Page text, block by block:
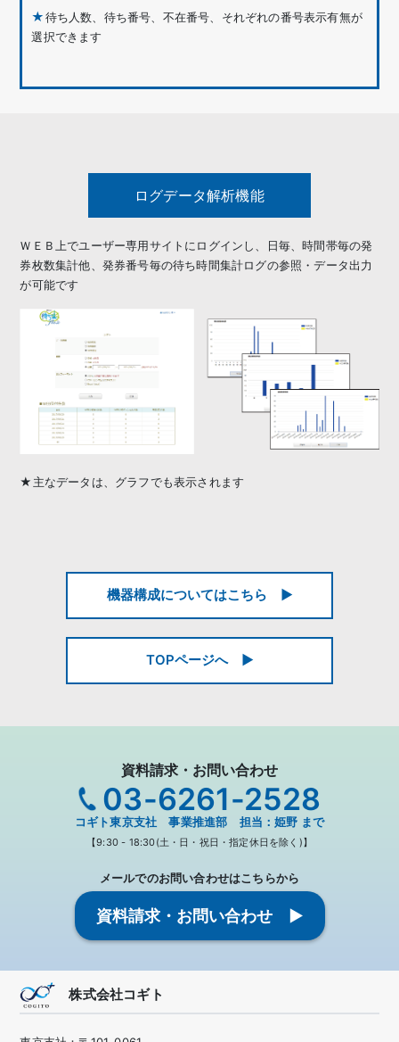
待ち人数、待ち番号、不在番号、それぞれの番号表示有無が
選択できます
ログデータ解析機能
ＷＥＢ上でユーザー専用サイトにログインし、日毎、時間帯毎の発
券枚数集計他、発券番号毎の待ち時間集計ログの参照・データ出力
が可能です
★主なデータは、グラフでも表示されます
機器構成についてはこちら ▶
TOPページへ ▶
資料請求・お問い合わせ
03-6261-2528
コギト東京支社 事業推進部 担当：姫野 まで
【9:30 - 18:30(土・日・祝日・指定休日を除く)】
メールでのお問い合わせはこちらから
資料請求・お問い合わせ ▶
株式会社コギト